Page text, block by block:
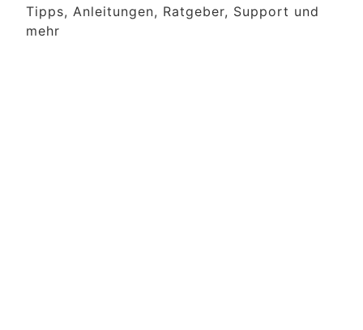
Tipps, Anleitungen, Ratgeber, Support und
mehr